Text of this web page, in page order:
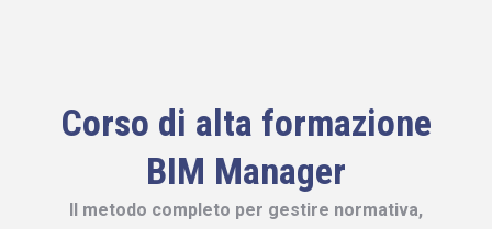
Corso di alta formazione
BIM Manager
Il metodo completo per gestire normativa,